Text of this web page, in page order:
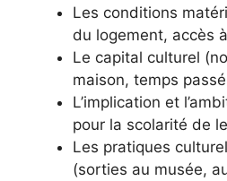
Les conditions
du logement, accès
Le capital culturel
maison, temps
L’implication et
pour la scolarité de
Les pratiques
(sorties au musée,